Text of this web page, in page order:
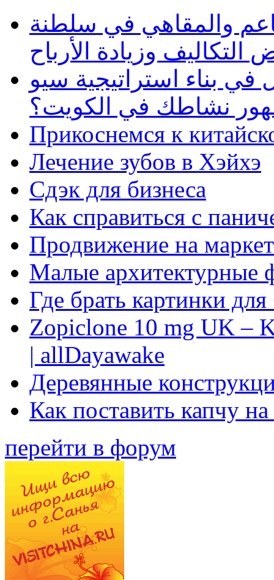
والمقاهي في سلطنة
وزيادة الأرباح
بناء استراتيجية سيو
نشاطك في الكويت؟
Прикоснемся к
Лечение зубов в Хэйхэ
Сдэк для бизнеса
Как справиться с
Продвижение на
Малые архитектурные
Где брать картинки
Zopiclone 10 mg UK –
| allDayawake
Деревянные
Как поставить капчу
перейти в форум